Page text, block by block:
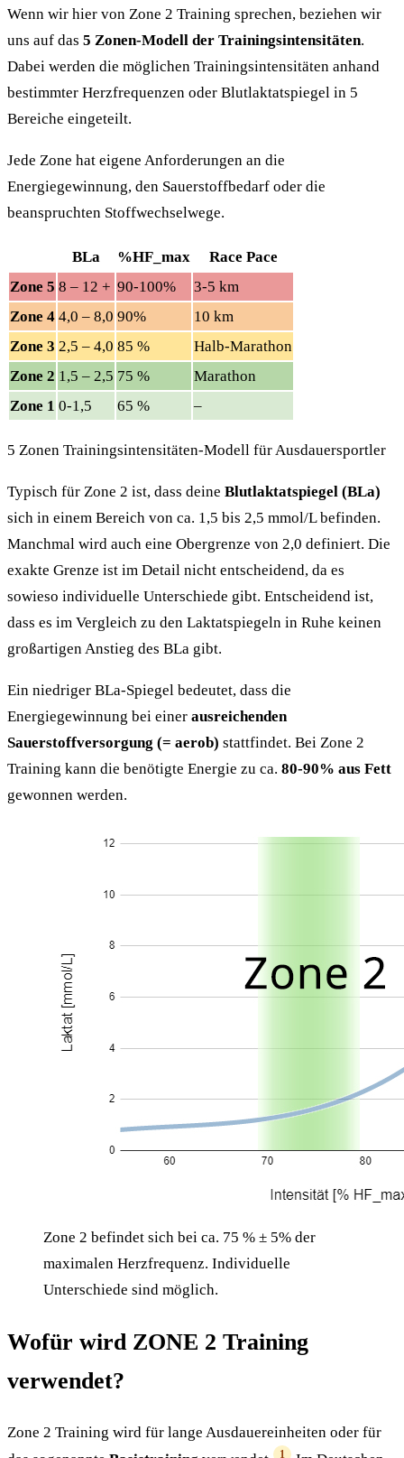
Wenn wir hier von Zone 2 Training sprechen, beziehen wir
uns auf das 5 Zonen-Modell der Trainingsintensitäten.
Dabei werden die möglichen Trainingsintensitäten anhand
bestimmter Herzfrequenzen oder Blutlaktatspiegel in 5
Bereiche eingeteilt.
Jede Zone hat eigene Anforderungen an die
Energiegewinnung, den Sauerstoffbedarf oder die
beanspruchten Stoffwechselwege.
BLa %HF_max
Race Pace
Zone 5 8 – 12 + 90-100%
3-5 km
Zone 4 4,0 – 8,0 90%
10 km
Zone 3 2,5 – 4,0 85 %
Halb-Marathon
Zone 2 1,5 – 2,5 75 %
Marathon
Zone 1 0-1,5 65 % –
5 Zonen Trainingsintensitäten-Modell für Ausdauersportler
Typisch für Zone 2 ist, dass deine Blutlaktatspiegel (BLa)
sich in einem Bereich von ca. 1,5 bis 2,5 mmol/L befinden.
Manchmal wird auch eine Obergrenze von 2,0 definiert. Die
exakte Grenze ist im Detail nicht entscheidend, da es
sowieso individuelle Unterschiede gibt. Entscheidend ist,
dass es im Vergleich zu den Laktatspiegeln in Ruhe keinen
großartigen Anstieg des BLa gibt.
Ein niedriger BLa-Spiegel bedeutet, dass die
Energiegewinnung bei einer ausreichenden
Sauerstoffversorgung (= aerob) stattfindet. Bei Zone 2
Training kann die benötigte Energie zu ca. 80-90% aus Fett
gewonnen werden.
Zone 2 befindet sich bei ca. 75 % ± 5% der
maximalen Herzfrequenz. Individuelle
Unterschiede sind möglich.
Wofür wird ZONE 2 Training
verwendet?
Zone 2 Training wird für lange Ausdauereinheiten oder für
1